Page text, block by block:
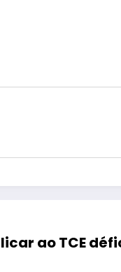
ao TCE